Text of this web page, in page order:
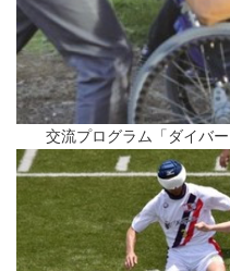
交流プログラム「ダイバ